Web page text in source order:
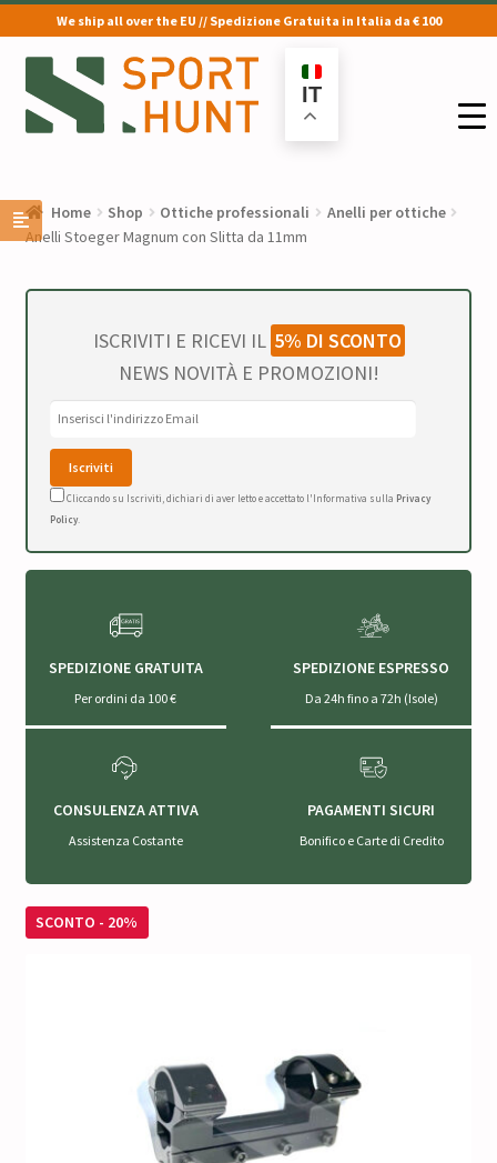
We ship all over the EU // Spedizione Gratuita in Italia da € 100
Vai
alla
navigazione
Vai
al
contenuto
IT
Home Shop Ottiche professionali
Anelli per ottiche
Anelli Stoeger Magnum con Slitta da 11mm
ISCRIVITI E RICEVI IL 5% DI SCONTO
NEWS NOVITÀ E PROMOZIONI!
Cliccando su Iscriviti, dichiari di aver letto e accettato l'Informativa sulla Privacy
Policy.
SPEDIZIONE GRATUITA
Per ordini da 100 €
SPEDIZIONE ESPRESSO
Da 24h fino a 72h (Isole)
CONSULENZA ATTIVA
Assistenza Costante
PAGAMENTI SICURI
Bonifico e Carte di Credito
SCONTO - 20%